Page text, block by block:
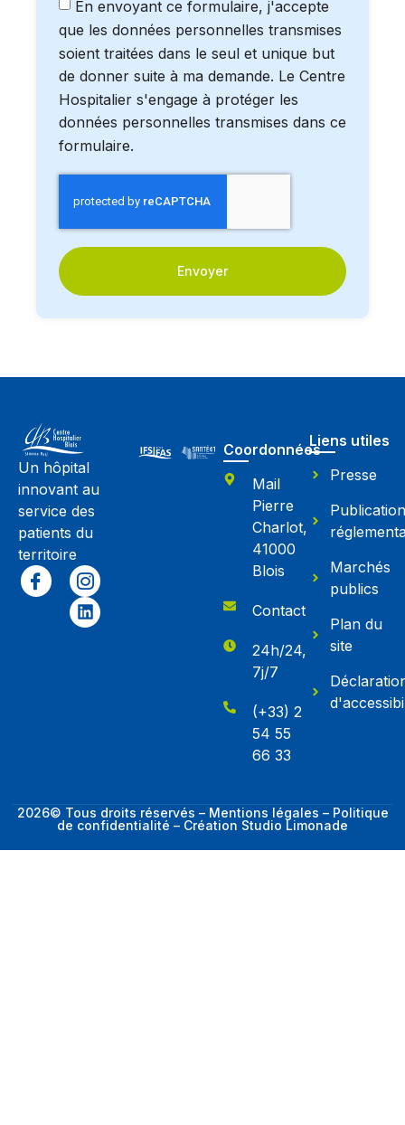
En envoyant ce formulaire, j'accepte
que les données personnelles transmises
soient traitées dans le seul et unique but
de donner suite à ma demande. Le Centre
Hospitalier s'engage à protéger les
données personnelles transmises dans ce
formulaire.
Envoyer
Un hôpital
innovant au
service des
patients du
territoire
Coordonnées
Mail
Pierre
Charlot,
41000
Blois
Contact
24h/24,
7j/7
(+33) 2
54 55
66 33
Liens utiles
Presse
Marchés
publics
Plan du
site
2026© Tous droits réservés – Mentions légales – Politique
de confidentialité – Création Studio Limonade